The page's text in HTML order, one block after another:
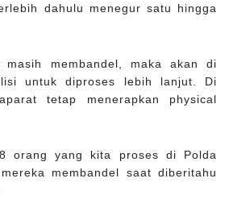
dahulu menegur satu hingga
masih membandel, maka akan di
untuk diproses lebih lanjut. Di
tetap menerapkan physical
orang yang kita proses di Polda
membandel saat diberitahu